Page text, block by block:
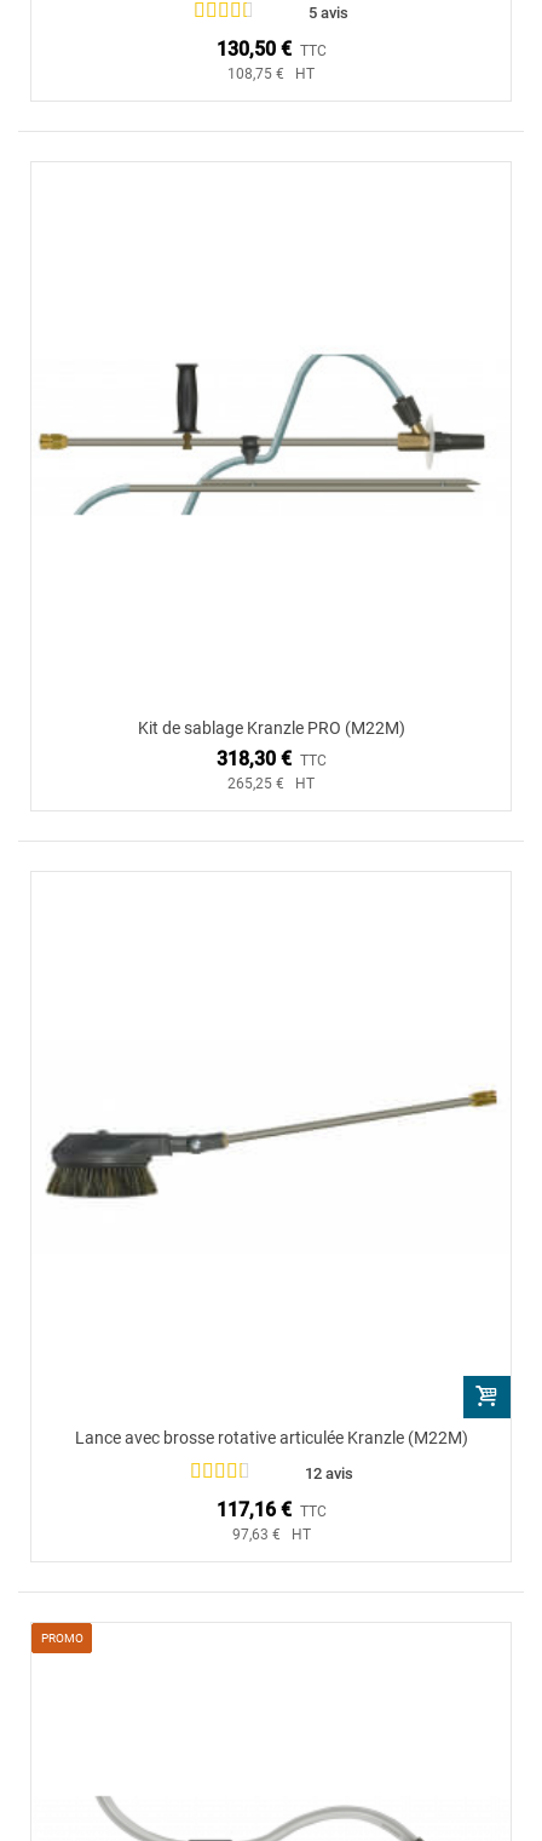
5 avis
130,50 € TTC
108,75 € HT
Kit de sablage Kranzle PRO (M22M)
318,30 € TTC
265,25 € HT
Lance avec brosse rotative articulée Kranzle (M22M)
12 avis
117,16 € TTC
97,63 € HT
PROMO